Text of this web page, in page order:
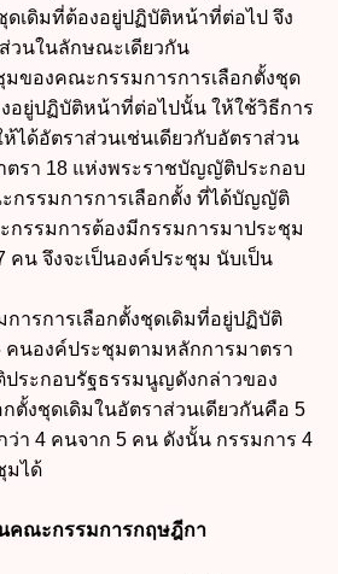
ดเดิมที่ต้องอยู่ปฏิบัติหน้าที่ต่อไป จึง
วนในลักษณะเดียวกัน
งคณะกรรมการการเลือกตั้งชุด
อยู่ปฏิบัติหน้าที่ต่อไปนั้น ให้ใช้วิธีการ
ห้ได้อัตราส่วนเช่นเดียวกับอัตราส่วน
รา 18 แห่งพระราชบัญญัติประกอบ
กรรมการการเลือกตั้ง ที่ได้บัญญัติ
รรมการต้องมีกรรมการมาประชุม
คน จึงจะเป็นองค์ประชุม นับเป็น
การเลือกตั้งชุดเดิมที่อยู่ปฏิบัติ
นองค์ประชุมตามหลักการมาตรา
ระกอบรัฐธรรมนูญดังกล่าวของ
ตั้งชุดเดิมในอัตราส่วนเดียวกันคือ 5
ว่า 4 คนจาก 5 คน ดังนั้น กรรมการ 4
มได้
คณะกรรมการกฤษฎีกา